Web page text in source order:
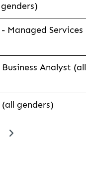
Managed Services
Analyst (all
genders)